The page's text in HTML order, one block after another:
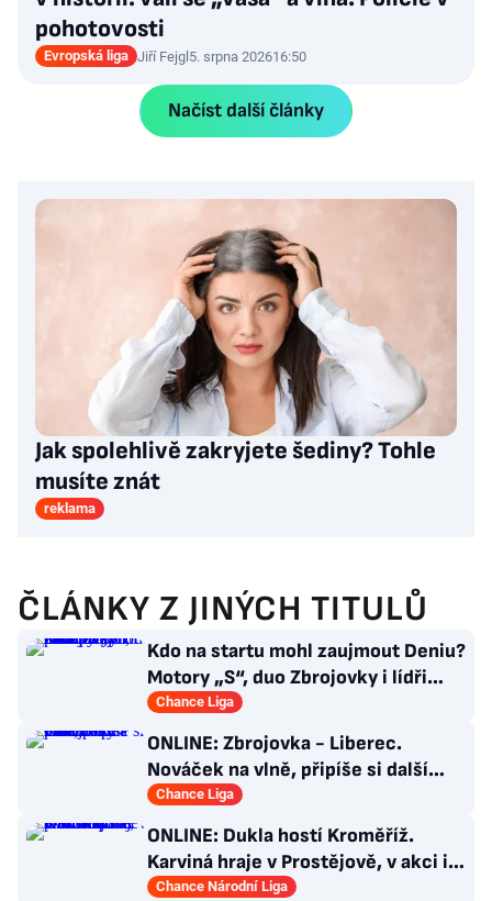
pohotovosti
Evropská liga Jiří Fejgl5. srpna 202616:50
Načíst další články
Jak spolehlivě zakryjete šediny? Tohle
musíte znát
reklama
ČLÁNKY Z JINÝCH TITULŮ
Kdo na startu mohl zaujmout Deniu?
Motory „S“, duo Zbrojovky i lídři
pohárových zástupců
Chance Liga
ONLINE: Zbrojovka - Liberec.
Nováček na vlně, připíše si další
body proti favoritovi?
Chance Liga
ONLINE: Dukla hostí Kroměříž.
Karviná hraje v Prostějově, v akci i
Opava proti Kladnu
Chance Národní Liga